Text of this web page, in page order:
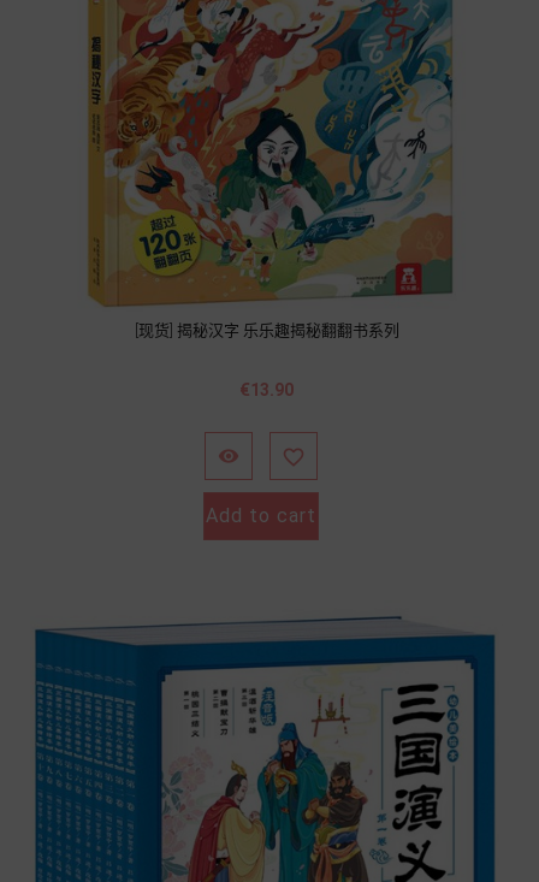
[现货] 揭秘汉字 乐乐趣揭秘翻翻书系列
價
€13.90
 
Add to cart